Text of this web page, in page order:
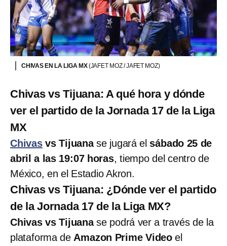
CHIVAS EN LA LIGA MX(JAFET MOZ / JAFET MOZ)
Chivas vs Tijuana: A qué hora y dónde
ver el partido de la Jornada 17 de la Liga
MX
Chivasvs Tijuanase jugará el sábado 25 de
abril a las 19:07 horas, tiempo del centro de
México, en el Estadio Akron.
Chivas vs Tijuana: ¿Dónde ver el partido
de la Jornada 17 de la Liga MX?
Chivas vs Tijuanase podrá ver a través de la
plataforma de Amazon Prime Video el